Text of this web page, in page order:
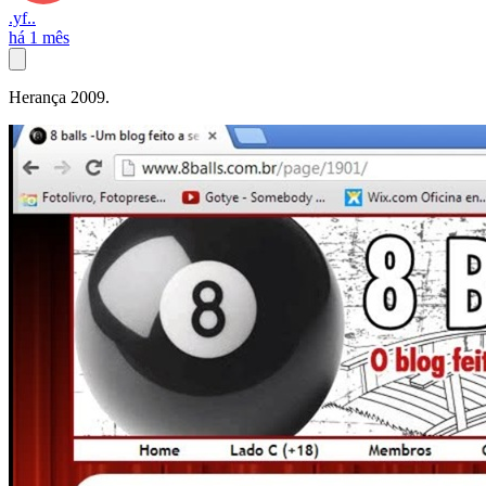
.yf..
há 1 mês
Herança 2009.